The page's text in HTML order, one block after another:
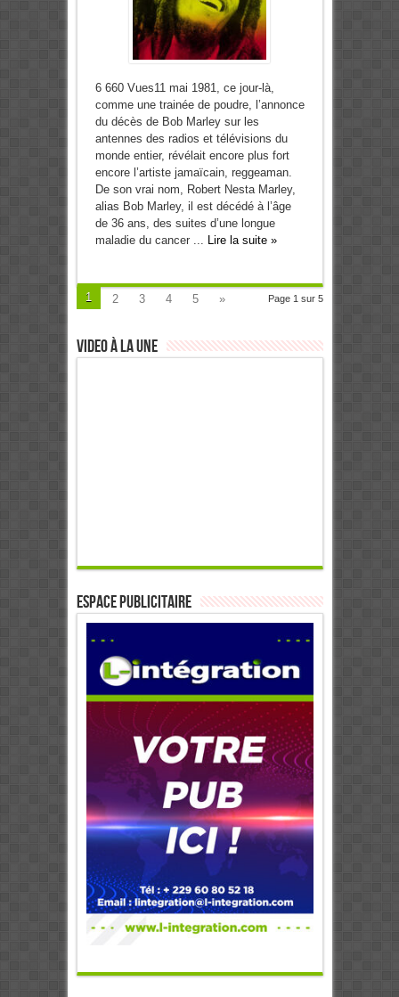
6 660 Vues11 mai 1981, ce jour-là,
comme une trainée de poudre, l’annonce
du décès de Bob Marley sur les
antennes des radios et télévisions du
monde entier, révélait encore plus fort
encore l’artiste jamaïcain, reggeaman.
De son vrai nom, Robert Nesta Marley,
alias Bob Marley, il est décédé à l’âge
de 36 ans, des suites d’une longue
maladie du cancer ... Lire la suite »
Page 1 sur 5
1 2 3 4 5 »
Video à la Une
ESPACE PUBLICITAIRE